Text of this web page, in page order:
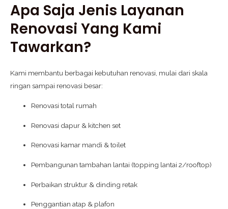
Apa Saja Jenis Layanan
Renovasi Yang Kami
Tawarkan?
Kami membantu berbagai kebutuhan renovasi, mulai dari skala
ringan sampai renovasi besar:
Renovasi total rumah
Renovasi dapur & kitchen set
Renovasi kamar mandi & toilet
Pembangunan tambahan lantai (topping lantai 2/rooftop)
Perbaikan struktur & dinding retak
Penggantian atap & plafon